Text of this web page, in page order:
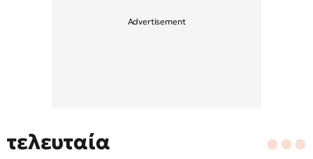
τελευταία